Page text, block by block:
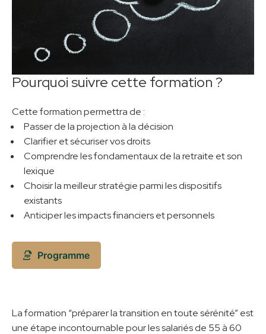
Pourquoi suivre cette formation ?
Cette formation permettra de :
Passer de la projection à la décision
Clarifier et sécuriser vos droits
Comprendre les fondamentaux de la retraite et son
lexique
Choisir la meilleur stratégie parmi les dispositifs
existants
Anticiper les impacts financiers et personnels
Programme
La formation “préparer la transition en toute sérénité” est
une étape incontournable pour les salariés de 55 à 60